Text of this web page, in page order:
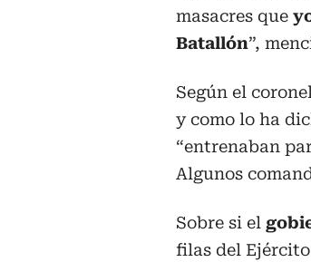
masacres que
Batallón”,
Según el
y como lo ha
“entrenaban
Algunos
Sobre si el
filas del